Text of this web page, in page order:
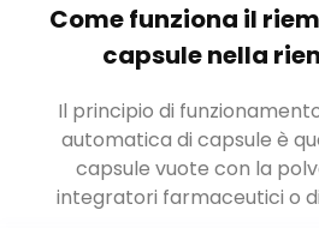
Come funziona il
capsule nella
Il principio di
automatica di capsule è
capsule vuote con la
integratori farmaceutici o